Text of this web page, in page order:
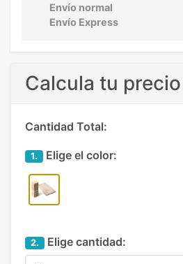
Envío normal
Envío Express
Calcula tu precio
Cantidad Total:
1. Elige el color:
2. Elige cantidad: